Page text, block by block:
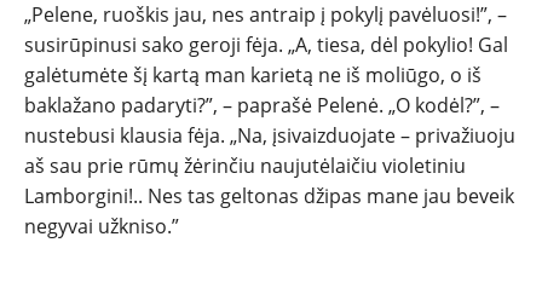
NAUJIENOS
TESTAI
NAUJI
„Pelene, ruoškis jau, nes antraip į pokylį pavėluosi!”, –
susirūpinusi sako geroji fėja. „A, tiesa, dėl pokylio! Gal
galėtumėte šį kartą man karietą ne iš moliūgo, o iš
baklažano padaryti?”, – paprašė Pelenė. „O kodėl?”, –
nustebusi klausia fėja. „Na, įsivaizduojate – privažiuoju
aš sau prie rūmų žėrinčiu naujutėlaičiu violetiniu
Lamborgini!.. Nes tas geltonas džipas mane jau beveik
negyvai užkniso.”